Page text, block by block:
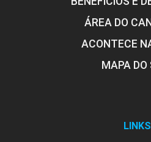
ÁREA DO
ACONTECE
MAPA DO
LINKS